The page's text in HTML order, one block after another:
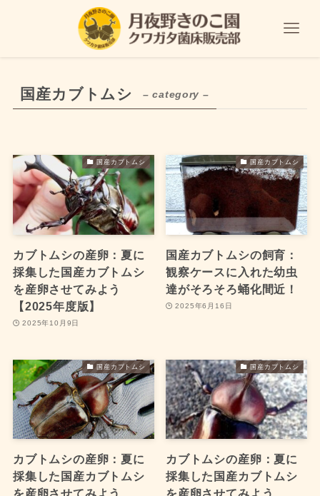
国産カブトムシ – category –
国産カブトムシ
カブトムシの産卵：夏に
採集した国産カブトムシ
を産卵させてみよう
【2025年度版】
2025年10月9日
国産カブトムシ
国産カブトムシの飼育：
観察ケースに入れた幼虫
達がそろそろ蛹化間近！
2025年6月16日
国産カブトムシ
カブトムシの産卵：夏に
採集した国産カブトムシ
を産卵させてみよう
国産カブトムシ
カブトムシの産卵：夏に
採集した国産カブトムシ
を産卵させてみよう